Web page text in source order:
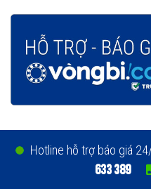
Hotline hỗ trợ báo giá
633 389